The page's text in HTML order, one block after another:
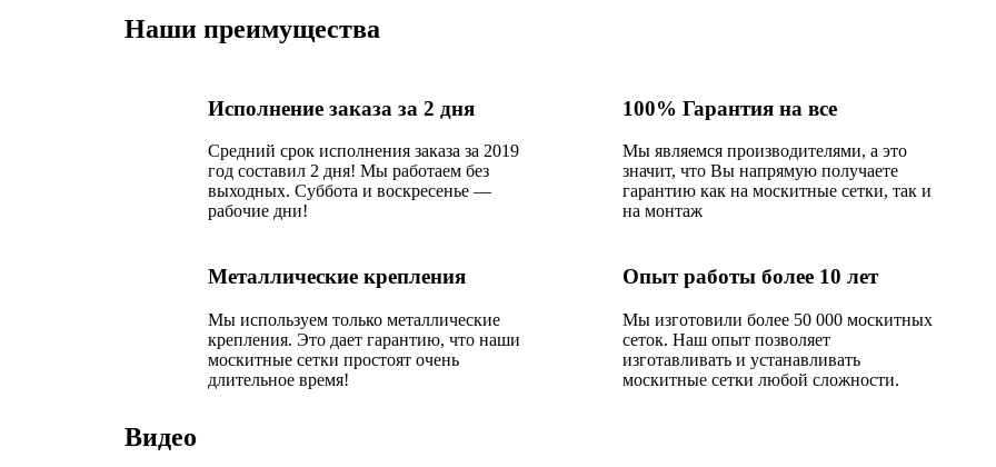
Наши преимущества
Исполнение заказа за 2 дня
Средний срок исполнения заказа за 2019
год составил 2 дня! Мы работаем без
выходных. Суббота и воскресенье —
рабочие дни!
100% Гарантия на все
Мы являемся производителями, а это
значит, что Вы напрямую получаете
гарантию как на москитные сетки, так и
на монтаж
Металлические крепления
Мы используем только металлические
крепления. Это дает гарантию, что наши
москитные сетки простоят очень
длительное время!
Опыт работы более 10 лет
Мы изготовили более 50 000 москитных
сеток. Наш опыт позволяет
изготавливать и устанавливать
москитные сетки любой сложности.
Видео